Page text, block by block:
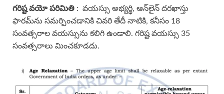
గరిష్ట వయో పరిమితి : వయస్సు అభ్యర్థి, ఆన్‌లైన్ దరఖాస్తు
ఫారమ్‌ను సమర్పించడానికి చివరి తేదీ నాటికి, కనీసం 18
సంవత్సరాల వయస్సును కలిగి ఉండాలి. గరిష్ట వయస్సు 35
సంవత్సరాలు మించకూడదు.